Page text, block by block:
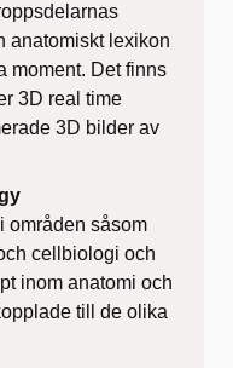
anatomiskt lexikon
moment. Det finns
3D real time
3D bilder av
områden såsom
cellbiologi och
inom anatomi och
till de olika